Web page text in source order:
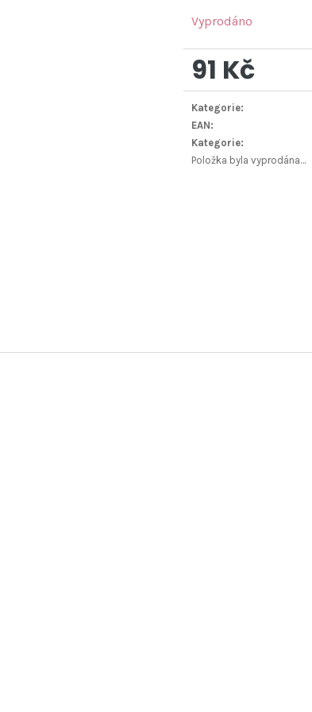
Vyprodáno
91 Kč
Měrná
cena:
Kategorie:
EAN:
Kategorie:
Položka byla vyprodána…